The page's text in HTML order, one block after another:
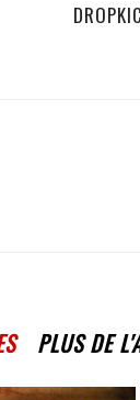
PLUS DE